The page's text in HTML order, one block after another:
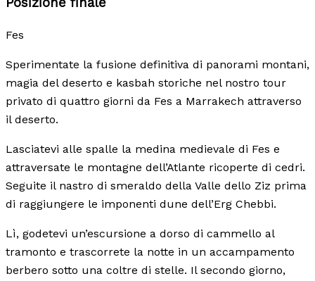
Fes
Sperimentate la fusione definitiva di panorami montani,
magia del deserto e kasbah storiche nel nostro tour
privato di quattro giorni da Fes a Marrakech attraverso
il deserto.
Lasciatevi alle spalle la medina medievale di Fes e
attraversate le montagne dell’Atlante ricoperte di cedri.
Seguite il nastro di smeraldo della Valle dello Ziz prima
di raggiungere le imponenti dune dell’Erg Chebbi.
Lì, godetevi un’escursione a dorso di cammello al
tramonto e trascorrete la notte in un accampamento
berbero sotto una coltre di stelle. Il secondo giorno,